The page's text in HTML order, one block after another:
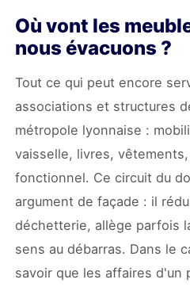
Où vont les
nous évacuons ?
Tout ce qui peut encore
associations et structures
métropole lyonnaise :
vaisselle, livres,
fonctionnel. Ce circuit du
argument de façade : il
déchetterie, allège parfois
sens au débarras. Dans le
savoir que les affaires d'un